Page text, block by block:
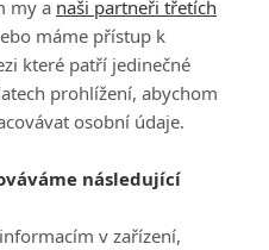
PŘIHLÁSIT
REGISTROVAT
, e-mailserialy@fandimefilmu.cz
webu napište nám na e-mail
my a naši partneři třetích
máme přístup k
které patří jedinečné
prohlížení, abychom
osobní údaje.
následující
v zařízení,